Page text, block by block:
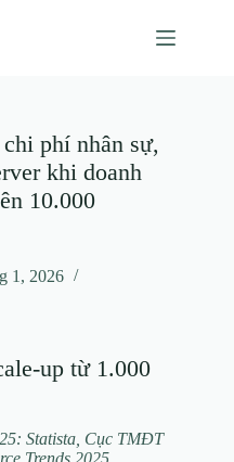
phí nhân sự,
khi doanh
10.000
1, 2026
từ 1.000
Statista, Cục TMĐT
Trends 2025,